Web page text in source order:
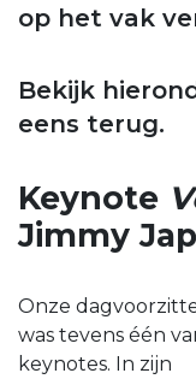
op het vak
Bekijk
eens terug.
Keynote
Jimmy
Onze
was tevens één
keynotes. In zijn